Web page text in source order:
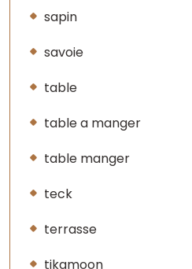
sapin
savoie
table
table a manger
table manger
teck
terrasse
tikamoon